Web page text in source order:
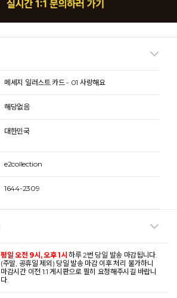
메세지 일러스트 카드 - 01 사랑해요
해당없음
대한민국
e2collection
1644-2309
평일 오전 9시, 오후 1시하루 2번 당일 발송 마감됩니다.
(주말, 공휴일 제외) 당일 발송 마감 이후 처리 불가하니
마감시간 이전 1:1 게시판으로 필히 요청해주시길 바랍니
다.